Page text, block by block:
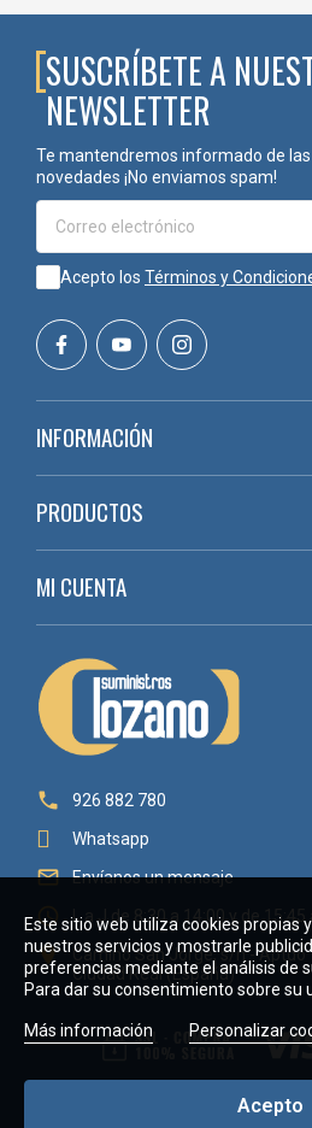
SUSCRÍBETE A
NEWSLETTER
Te mantendremos informado de
novedades ¡No enviamos spam!
Acepto los Términos y
INFORMACIÓN
PRODUCTOS
MI CUENTA

926 882 780
Whatsapp
 Envíanos un mensaje
 L a J de 8:30 a 14:00 y de 15:45

Camino San Jorge, s/n -
Ciudad Real (España)
Este sitio web utiliza cookies propias
nuestros servicios y mostrarle
preferencias mediante el análisis de
Para dar su consentimiento sobre su
Más información Personalizar
Acepto